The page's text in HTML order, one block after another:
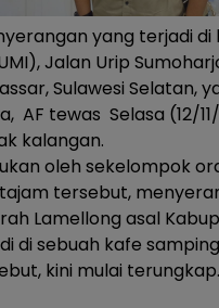
yang terjadi di
Jalan Urip
Sulawesi Selatan,
AF tewas Selasa (12/
kalangan.
oleh sekelompok
tersebut,
Lamellong asal
di sebuah kafe
kini mulai terungkap.